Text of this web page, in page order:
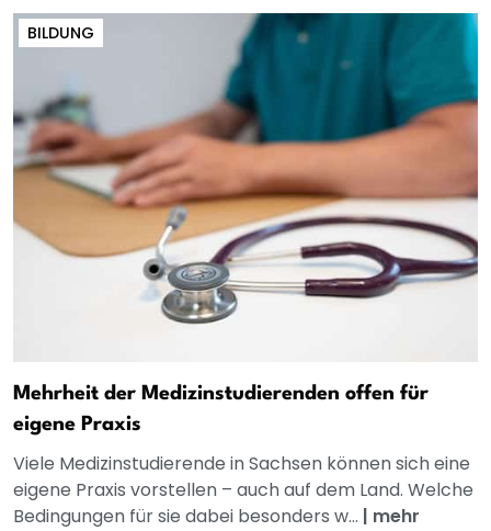
BILDUNG
Mehrheit der Medizinstudierenden offen für
eigene Praxis
Viele Medizinstudierende in Sachsen können sich eine
eigene Praxis vorstellen – auch auf dem Land. Welche
Bedingungen für sie dabei besonders w... | mehr